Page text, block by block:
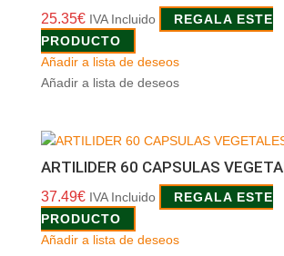
25.35€ IVA Incluido
REGALA ESTE
PRODUCTO
Añadir a lista de deseos
Añadir a lista de deseos
ARTILIDER 60 CAPSULAS
37.49€ IVA Incluido
REGALA ESTE
PRODUCTO
Añadir a lista de deseos